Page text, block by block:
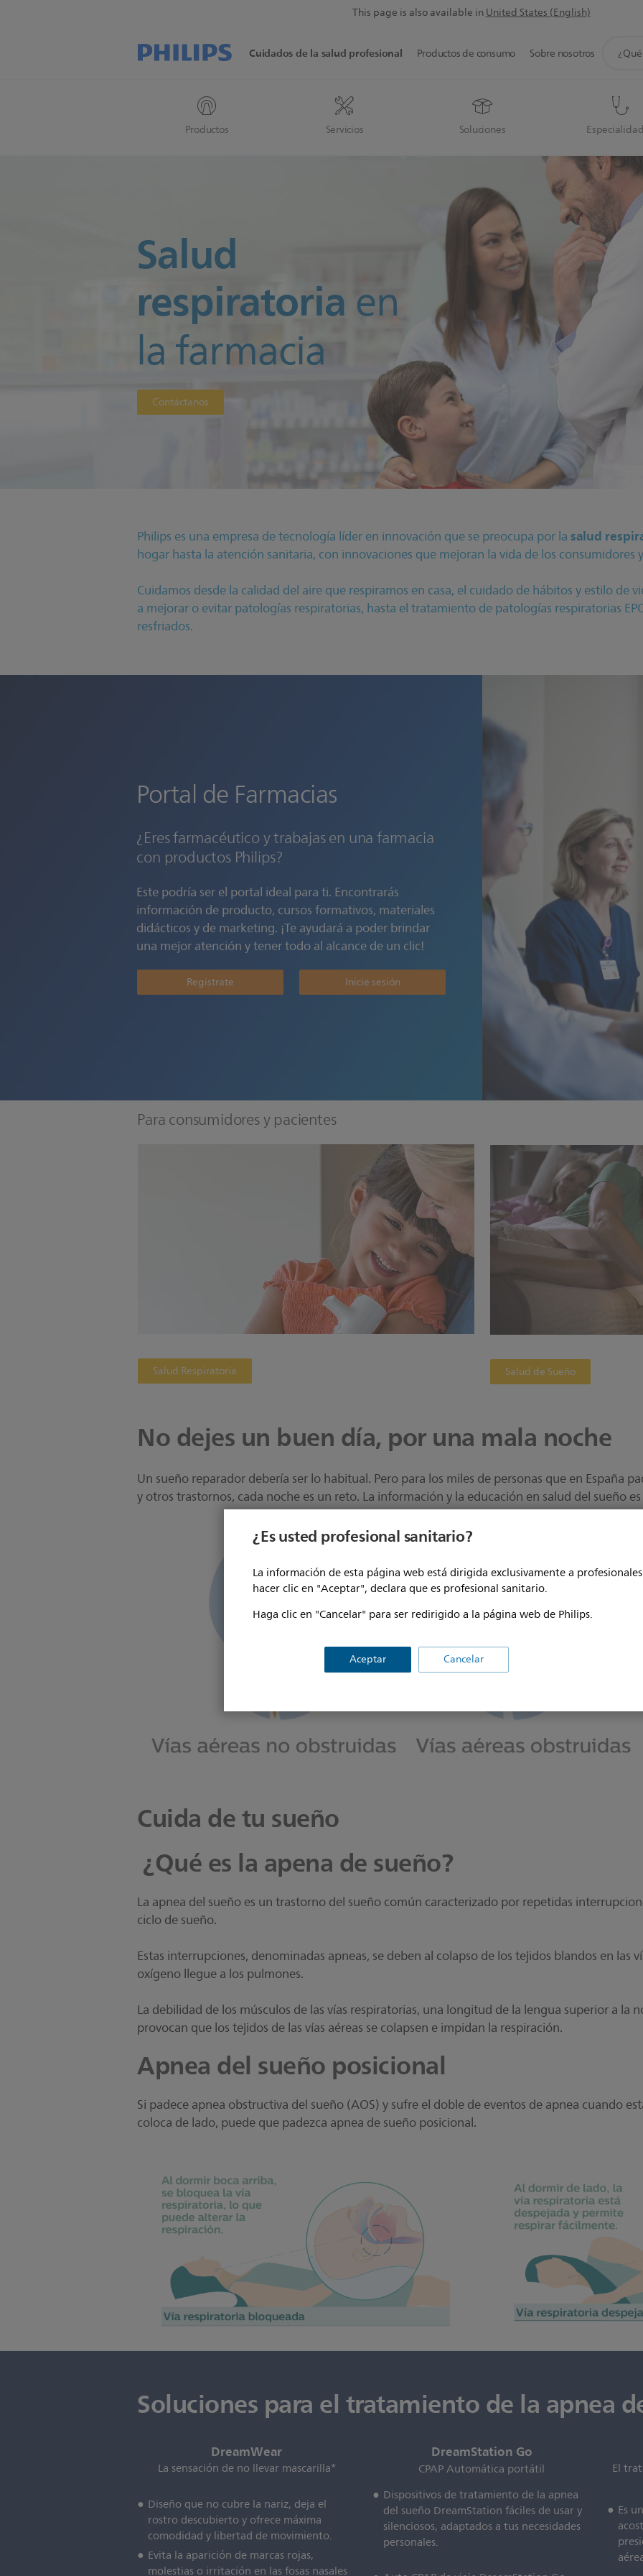
¿Es usted profesional sanitario?
La información de esta página web está dirigida exclusivamente a
hacer clic en "Aceptar", declara que es profesional sanitario.
Haga clic en "Cancelar" para ser redirigido a la página web de Philips.
Aceptar Cancelar
This page is also available inUnited States (English)
Cuidados de la salud profesional
Productos Servicios Soluciones
Productos de consumo Sobre nosotros
búsqueda
Salud
respiratoria en
la farmacia
Contáctanos
Philips es una empresa de tecnología líder en innovación que se preocupa por la salud
hogar hasta la atención sanitaria, con innovaciones que mejoran la vida de los consumidores
Cuidamos desde la calidad del aire que respiramos en casa, el cuidado de hábitos y estilo de
a mejorar o evitar patologías respiratorias, hasta el tratamiento de patologías respiratorias
resfriados.
Portal de Farmacias
¿Eres farmacéutico y trabajas en una farmacia
con productos Philips?
Este podría ser el portal ideal para ti. Encontrarás
información de producto, cursos formativos, materiales
didácticos y de marketing. ¡Te ayudará a poder brindar
una mejor atención y tener todo al alcance de un clic!
Registrate Inicie sesión
Para consumidores y pacientes
Salud Respiratoria Salud de Sueño
No dejes un buen día, por una mala noche
Un sueño reparador debería ser lo habitual. Pero para los miles de personas que en España
y otros trastornos, cada noche es un reto. La información y la educación en salud del sueño
Cuida de tu sueño
¿Qué es la apena de sueño?
La apnea del sueño es un trastorno del sueño común caracterizado por repetidas
ciclo de sueño.
Estas interrupciones, denominadas apneas, se deben al colapso de los tejidos blandos en las
oxígeno llegue a los pulmones.
La debilidad de los músculos de las vías respiratorias, una longitud de la lengua superior a la
provocan que los tejidos de las vías aéreas se colapsen e impidan la respiración.
Apnea del sueño posicional
Si padece apnea obstructiva del sueño (AOS) y sufre el doble de eventos de apnea cuando
coloca de lado, puede que padezca apnea de sueño posicional.
Soluciones para el tratamiento de la apnea
DreamWear
La sensación de no llevar mascarilla*
Diseño que no cubre la nariz, deja el
rostro descubierto y ofrece máxima
comodidad y libertad de movimiento.
Evita la aparición de marcas rojas,
molestias o irritación en las fosas nasales
DreamStation Go
CPAP Automática portátil
Dispositivos de tratamiento de la apnea
del sueño DreamStation fáciles de usar y
silenciosos, adaptados a tus necesidades
personales.
El
Es